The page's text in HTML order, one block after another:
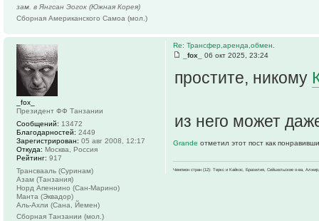
зам. в Янгсан Эогок (Южная Корея)
Сборная Американского Самоа (мол.)
Re: Трансфер,аренда,обмен.
_fox_
06 окт 2025, 23:24
простите, никому
из него может
Grande отметил этот пост как
Чемпион стран (12): Теркс и Кайкос, Бразилия, Сейшельские о-ва,
_fox_
Президент ФФ Танзании
Сообщений: 13472
Благодарностей: 2449
Зарегистрирован: 05 авг 2008, 12:17
Откуда: Москва, Россия
Рейтинг: 917
Трансвааль (Суринам)
Азам (Танзания)
Норд Апеннино (Сан-Марино)
Манта (Эквадор)
Аль-Ахли (Сана, Йемен)
Сборная Танзании (мол.)